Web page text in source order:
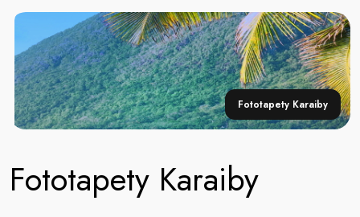
Fototapety Karaiby
Fototapety Karaiby